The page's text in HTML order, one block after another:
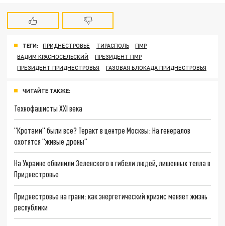
ТЕГИ: ПРИДНЕСТРОВЬЕ ТИРАСПОЛЬ
ПМР
ВАДИМ КРАСНОСЕЛЬСКИЙ
ПРЕЗИДЕНТ ПМР
ПРЕЗИДЕНТ ПРИДНЕСТРОВЬЯ
ГАЗОВАЯ БЛОКАДА ПРИДНЕСТРОВЬЯ
ЧИТАЙТЕ ТАКЖЕ:
Технофашисты XXI века
"Кротами" были все? Теракт в центре Москвы: На генералов
охотятся "живые дроны"
На Украине обвинили Зеленского в гибели людей, лишенных тепла в
Приднестровье
Приднестровье на грани: как энергетический кризис меняет жизнь
республики